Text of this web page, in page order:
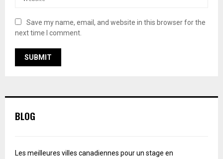
Save my name, email, and website in this browser for the
next time I comment.
BLOG
Les meilleures villes canadiennes pour un stage en